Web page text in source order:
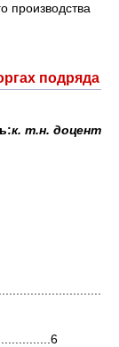
подряда
к. т.н. доцент